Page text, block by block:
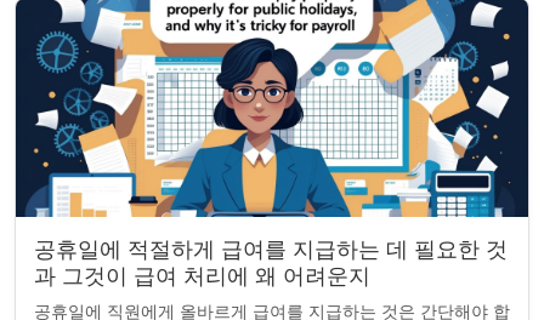
공휴일에 적절하게 급여를 지급하는 데 필요한 것
과 그것이 급여 처리에 왜 어려운지
공휴일에 직원에게 올바르게 급여를 지급하는 것은 간단해야 합